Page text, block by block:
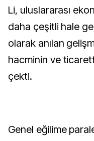
Li, uluslararası
daha çeşitli hale
olarak anılan
hacminin ve
çekti.
Genel eğilime